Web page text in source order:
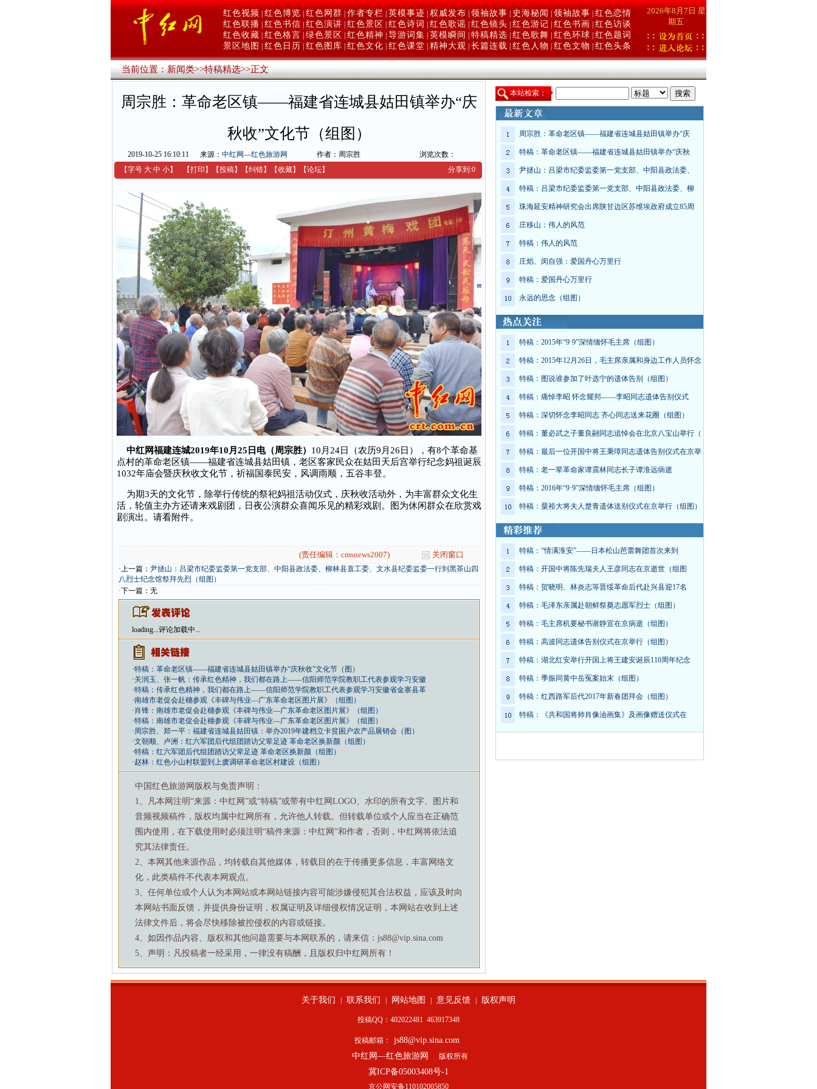
红色视频 红色博览 红色网群 作者专栏 英模事迹 权威发布 领袖故事 史海秘闻 领袖故事 红色恋情
红色联播 红色书信 红色演讲 红色景区 红色诗词 红色歌谣 红色镜头 红色游记 红色书画
红色访谈
红色收藏 红色格言 绿色景区 红色精神 导游词集 英模瞬间 特稿精选 红色歌舞 红色环球 红色题词
景区地图
红色日历 红色图库 红色文化 红色课堂 精神大观 长篇连载 红色人物 红色文物 红色头条
2026年8月7日 星
期五
当前位置：新闻类>>特稿精选>>正文
周宗胜：革命老区镇——福建省连城县姑田镇举办“庆
秋收”文化节（组图）
2019-10-25 16:10:11 来源： 中红网—红色旅游网 作者：周宗胜
浏览次数：
【字号 大 中 小】 【打印 】 【投稿】 【纠错】 【收藏】 【论坛】 分享到:0
中红网福建连城2019年10月25日电（周宗胜） 10月24日（农历9月26日），有8个革命基
点村的革命老区镇——福建省连城县姑田镇，老区客家民众在姑田天后宫举行纪念妈祖诞辰
1032年庙会暨庆秋收文化节，祈福国泰民安，风调雨顺，五谷丰登。
为期3天的文化节，除举行传统的祭祀妈祖活动仪式，庆秋收活动外，为丰富群众文化生
活，轮值主办方还请来戏剧团，日夜公演群众喜闻乐见的精彩戏剧。图为休闲群众在欣赏戏
剧演出。请看附件。
(责任编辑：cmsnews2007) 关闭窗口
·上一篇： 尹拯山：吕梁市纪委监委第一党支部、中阳县政法委、柳林县直工委、文水县纪委监委一行到黑茶山四
八烈士纪念馆祭拜先烈（组图）
·下一篇：无
loading...评论加载中...
·特稿：革命老区镇——福建省连城县姑田镇举办“庆秋收”文化节（图）
·关润玉、张一帆：传承红色精神，我们都在路上——信阳师范学院教职工代表参观学习安徽
·特稿：传承红色精神，我们都在路上——信阳师范学院教职工代表参观学习安徽省金寨县革
·南雄市老促会赴穗参观《丰碑与伟业—广东革命老区图片展》（组图）
·肖锋：南雄市老促会赴穗参观《丰碑与伟业—广东革命老区图片展》（组图）
·特稿：南雄市老促会赴穗参观《丰碑与伟业—广东革命老区图片展》（组图）
·周宗胜、郑一平：福建省连城县姑田镇：举办2019年建档立卡贫困户农产品展销会（图）
·文朝顺、卢洲：红六军团后代组团踏访父辈足迹 革命老区换新颜（组图）
·特稿：红六军团后代组团踏访父辈足迹 革命老区换新颜（组图）
·赵林：红色小山村联盟到上虞调研革命老区村建设（组图）
中国红色旅游网版权与免责声明：
1、凡本网注明“来源：中红网”或“特稿”或带有中红网LOGO、水印的所有文字、图片和
音频视频稿件，版权均属中红网所有，允许他人转载。但转载单位或个人应当在正确范
围内使用，在下载使用时必须注明“稿件来源：中红网”和作者，否则，中红网将依法追
究其法律责任。
2、本网其他来源作品，均转载自其他媒体，转载目的在于传播更多信息，丰富网络文
化，此类稿件不代表本网观点。
3、任何单位或个人认为本网站或本网站链接内容可能涉嫌侵犯其合法权益，应该及时向
本网站书面反馈，并提供身份证明，权属证明及详细侵权情况证明，本网站在收到上述
法律文件后，将会尽快移除被控侵权的内容或链接。
4、如因作品内容、版权和其他问题需要与本网联系的，请来信：js88@vip.sina.com
5、声明：凡投稿者一经采用，一律没有稿酬，且版权归中红网所有！
本站检索：
周宗胜：革命老区镇——福建省连城县姑田镇举办“庆
特稿：革命老区镇——福建省连城县姑田镇举办“庆秋
尹拯山：吕梁市纪委监委第一党支部、中阳县政法委、
特稿：吕梁市纪委监委第一党支部、中阳县政法委、柳
珠海延安精神研究会出席陕甘边区苏维埃政府成立85周
庄移山：伟人的风范
特稿：伟人的风范
庄焰、闵自强：爱国丹心万里行
特稿：爱国丹心万里行
永远的思念（组图）
特稿：2015年“9·9”深情缅怀毛主席（组图）
特稿：2015年12月26日，毛主席亲属和身边工作人员怀念
特稿：图说谁参加了叶选宁的遗体告别（组图）
特稿：痛悼李昭 怀念耀邦——李昭同志遗体告别仪式
特稿：深切怀念李昭同志 齐心同志送来花圈（组图）
特稿：董必武之子董良翮同志追悼会在北京八宝山举行（
特稿：最后一位开国中将王秉璋同志遗体告别仪式在京举
特稿：老一辈革命家谭震林同志长子谭淮远病逝
特稿：2016年“9·9”深情缅怀毛主席（组图）
特稿：粟裕大将夫人楚青遗体送别仪式在京举行（组图）
特稿：“情满淮安”——日本松山芭蕾舞团首次来到
特稿：开国中将陈先瑞夫人王彦同志在京逝世（组图
特稿：贺晓明、林炎志等晋绥革命后代赴兴县迎17名
特稿：毛泽东亲属赴朝鲜祭奠志愿军烈士（组图）
特稿：毛主席机要秘书谢静宜在京病逝（组图）
特稿：高波同志遗体告别仪式在京举行（组图）
特稿：湖北红安举行开国上将王建安诞辰110周年纪念
特稿：季振同黄中岳冤案始末（组图）
特稿：红西路军后代2017年新春团拜会（组图）
特稿：《共和国将帅肖像油画集》及画像赠送仪式在
关于我们 联系我们 网站地图 意见反馈 版权声明
投稿QQ：402022481 463917348
投稿邮箱：
js88@vip.sina.com
中红网—红色旅游网
版权所有
冀ICP备05003408号-1
京公网安备110102005850